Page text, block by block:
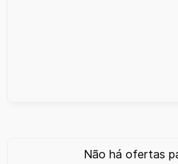
Não há ofertas